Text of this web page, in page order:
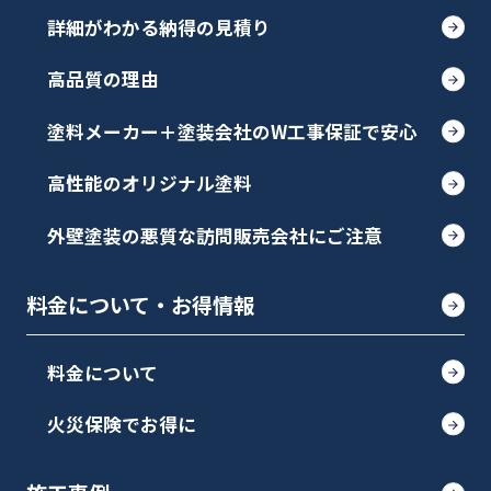
詳細がわかる納得の見積り
高品質の理由
塗料メーカー＋塗装会社のW工事保証で安心
高性能のオリジナル塗料
外壁塗装の悪質な訪問販売会社にご注意
料金について・お得情報
料金について
火災保険でお得に